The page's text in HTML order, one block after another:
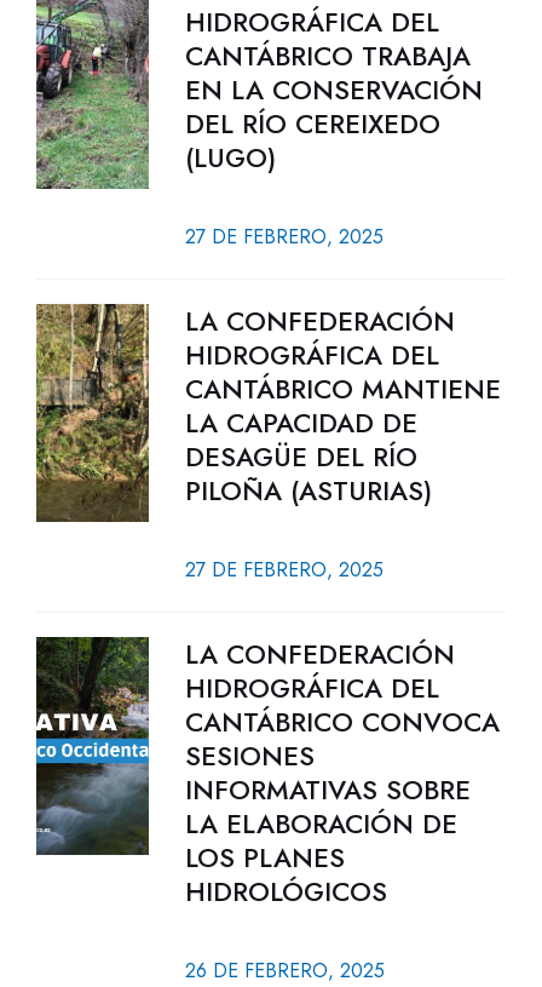
HIDROGRÁFICA DEL
CANTÁBRICO TRABAJA
EN LA CONSERVACIÓN
DEL RÍO CEREIXEDO
(LUGO)
27 DE FEBRERO, 2025
LA CONFEDERACIÓN
HIDROGRÁFICA DEL
CANTÁBRICO MANTIENE
LA CAPACIDAD DE
DESAGÜE DEL RÍO
PILOÑA (ASTURIAS)
27 DE FEBRERO, 2025
LA CONFEDERACIÓN
HIDROGRÁFICA DEL
CANTÁBRICO CONVOCA
SESIONES
INFORMATIVAS SOBRE
LA ELABORACIÓN DE
LOS PLANES
HIDROLÓGICOS
26 DE FEBRERO, 2025